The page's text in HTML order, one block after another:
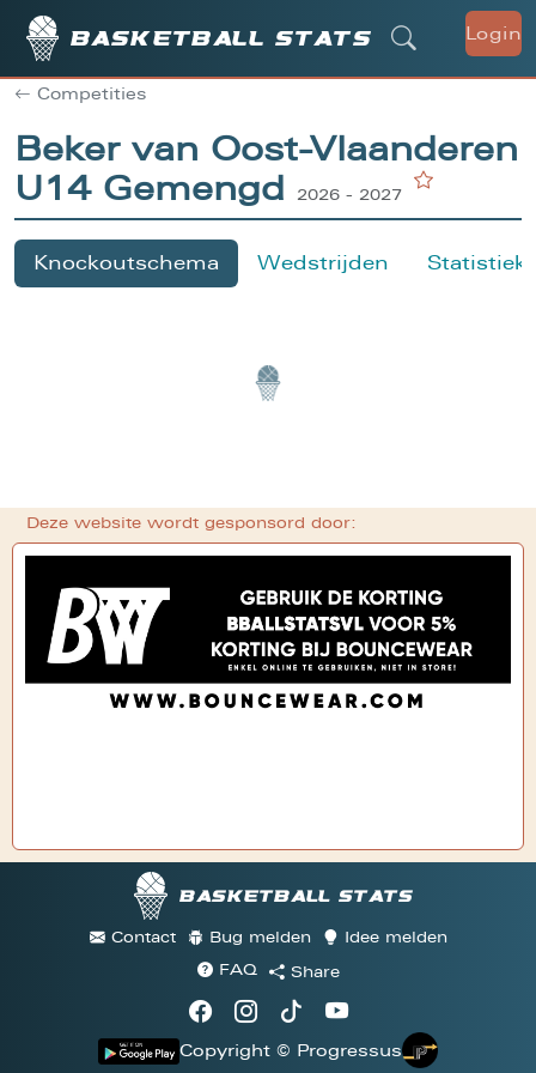
Basketball stats Login
Competities
Beker van Oost-Vlaanderen
U14 Gemengd
2026 - 2027
Knockoutschema Wedstrijden
Deze website wordt gesponsord door:
Basketball stats
Contact Bug melden
Idee melden
FAQ
Share
Copyright © Progressus